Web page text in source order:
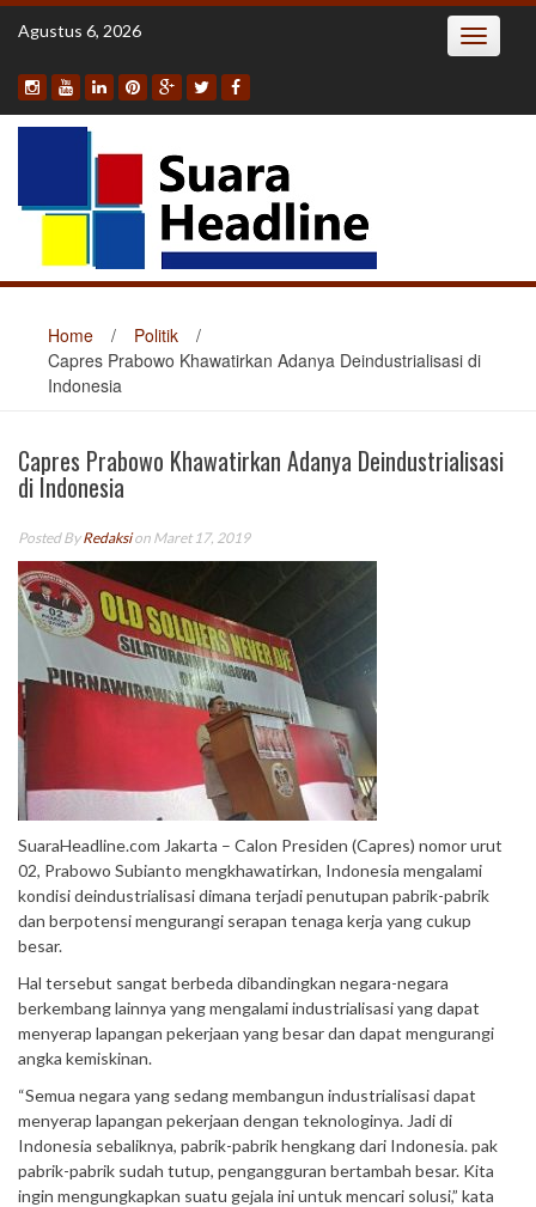
Skip
Agustus 6, 2026 Toggle
Home / Politik
/
Capres Prabowo Khawatirkan Adanya Deindustrialisasi di
Indonesia
Capres Prabowo Khawatirkan Adanya Deindustrialisasi
di Indonesia
Posted ByRedaksion Maret 17, 2019
SuaraHeadline.com Jakarta – Calon Presiden (Capres) nomor urut
02, Prabowo Subianto mengkhawatirkan, Indonesia mengalami
kondisi deindustrialisasi dimana terjadi penutupan pabrik-pabrik
dan berpotensi mengurangi serapan tenaga kerja yang cukup
besar.
Hal tersebut sangat berbeda dibandingkan negara-negara
berkembang lainnya yang mengalami industrialisasi yang dapat
menyerap lapangan pekerjaan yang besar dan dapat mengurangi
angka kemiskinan.
“Semua negara yang sedang membangun industrialisasi dapat
menyerap lapangan pekerjaan dengan teknologinya. Jadi di
Indonesia sebaliknya, pabrik-pabrik hengkang dari Indonesia. pak
pabrik-pabrik sudah tutup, pengangguran bertambah besar. Kita
ingin mengungkapkan suatu gejala ini untuk mencari solusi,” kata